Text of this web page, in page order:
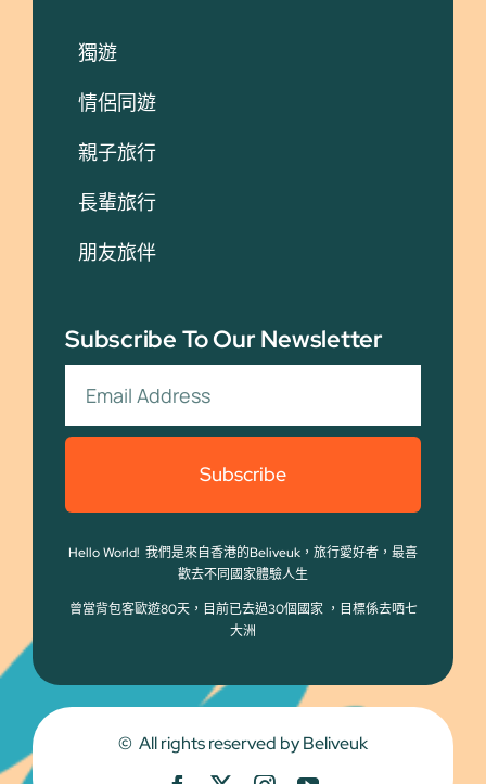
獨遊
情侶同遊
親子旅行
長輩旅行
朋友旅伴
Subscribe To Our Newsletter
Subscribe
Hello World! 我們是來自香港的Beliveuk，旅行愛好者，最喜
歡去不同國家體驗人生
曾當背包客歐遊80天，目前已去過30個國家 ，目標係去哂七
大洲
© All rights reserved by Beliveuk